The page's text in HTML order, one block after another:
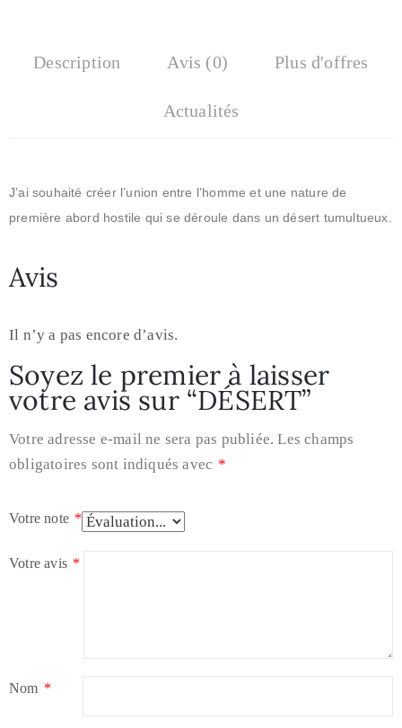
Description Avis (0) Plus d'offres
Actualités
J’ai souhaité créer l’union entre l’homme et une nature de
première abord hostile qui se déroule dans un désert tumultueux.
Avis
Il n’y a pas encore d’avis.
Soyez le premier à laisser
votre avis sur “DÉSERT”
Votre adresse e-mail ne sera pas publiée. Les champs
obligatoires sont indiqués avec *
Votre note *
Votre avis *
Nom *